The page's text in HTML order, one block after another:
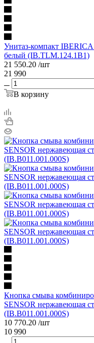
Унитаз-компакт
белый (IB.TLM.124.1B1)
21 550.20 /шт
21 990
В корзину
Кнопка смыва
SENSOR нержавеющая
(IB.B011.001.000S)
10 770.20 /шт
10 990